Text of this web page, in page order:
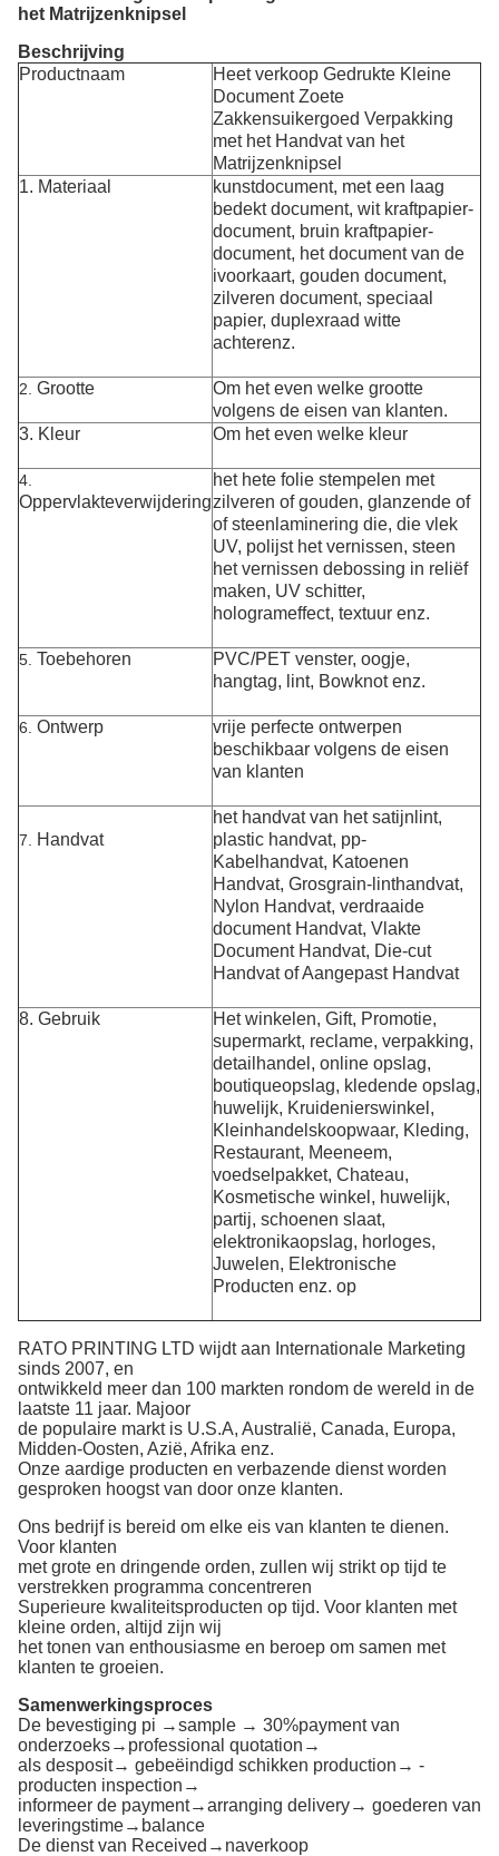
het Matrijzenknipsel
Beschrijving
Productnaam
Heet verkoop Gedrukte Kleine
Document Zoete
Zakkensuikergoed Verpakking
met het Handvat van het
Matrijzenknipsel
1. Materiaal
kunstdocument, met een laag
bedekt document, wit kraftpapier-
document, bruin kraftpapier-
document, het document van de
ivoorkaart, gouden document,
zilveren document, speciaal
papier, duplexraad witte
achterenz.
2. Grootte
Om het even welke grootte
volgens de eisen van klanten.
3. Kleur
Om het even welke kleur
4.
Oppervlakteverwijdering
het hete folie stempelen met
zilveren of gouden, glanzende of
of steenlaminering die, die vlek
UV, polijst het vernissen, steen
het vernissen debossing in reliëf
maken, UV schitter,
hologrameffect, textuur enz.
5. Toebehoren
PVC/PET venster, oogje,
hangtag, lint, Bowknotenz.
6. Ontwerp
vrije perfecte ontwerpen
beschikbaar volgens de eisen
van klanten
7. Handvat
het handvat van het satijnlint,
plastic handvat, pp-
Kabelhandvat, Katoenen
Handvat, Grosgrain-linthandvat,
Nylon Handvat, verdraaide
document Handvat, Vlakte
Document Handvat, Die-cut
Handvat of Aangepast Handvat
8. Gebruik
Het winkelen, Gift, Promotie,
supermarkt, reclame, verpakking,
detailhandel, online opslag,
boutiqueopslag, kledende opslag,
huwelijk, Kruidenierswinkel,
Kleinhandelskoopwaar, Kleding,
Restaurant, Meeneem,
voedselpakket, Chateau,
Kosmetische winkel, huwelijk,
partij, schoenen slaat,
elektronikaopslag, horloges,
Juwelen, Elektronische
Producten enz. op
RATO PRINTING LTD wijdt aan Internationale Marketing
sinds 2007, en
ontwikkeld meer dan 100 markten rondom de wereld in de
laatste 11 jaar. Majoor
de populaire markt is U.S.A, Australië, Canada, Europa,
Midden-Oosten, Azië, Afrika enz.
Onze aardige producten en verbazende dienst worden
gesproken hoogst van door onze klanten.
Ons bedrijf is bereid om elke eis van klanten te dienen.
Voor klanten
met grote en dringende orden, zullen wij strikt op tijd te
verstrekken programma concentreren
Superieure kwaliteitsproducten op tijd. Voor klanten met
kleine orden, altijd zijn wij
het tonen van enthousiasme en beroep om samen met
klanten te groeien.
Samenwerkingsproces
De bevestiging pi →sample → 30%payment van
onderzoeks→professional quotation→
als desposit→ gebeëindigd schikken production→ -
producten inspection→
informeer de payment→arranging delivery→ goederen van
leveringstime→balance
De dienst van Received→naverkoop